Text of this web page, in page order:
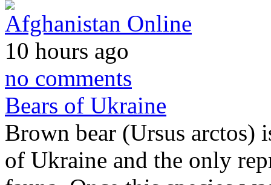
Afghanistan Online
10 hours ago
no comments
Bears of Ukraine
Brown bear (Ursus arctos)
of Ukraine and the only